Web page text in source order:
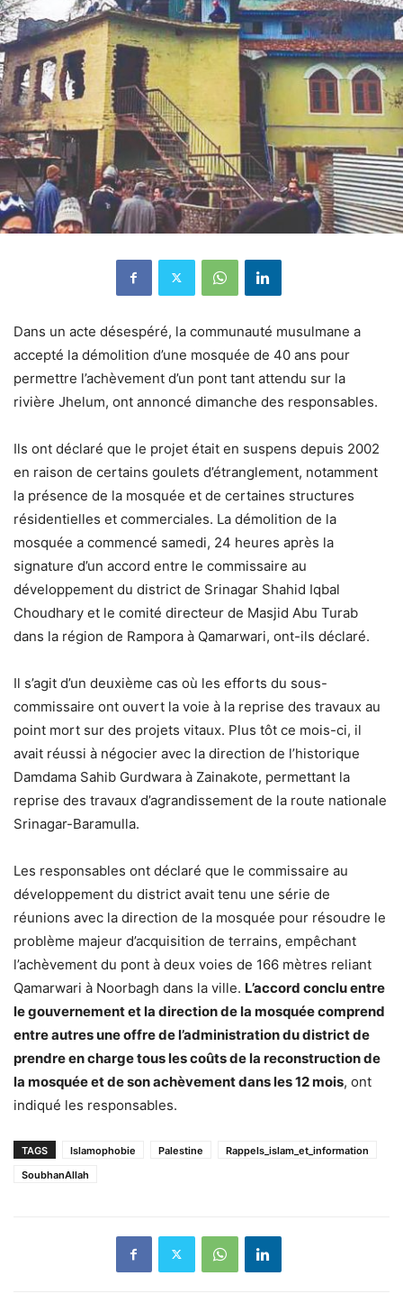
Dans un acte désespéré, la communauté musulmane a
accepté la démolition d’une mosquée de 40 ans pour
permettre l’achèvement d’un pont tant attendu sur la
rivière Jhelum, ont annoncé dimanche des responsables.
Ils ont déclaré que le projet était en suspens depuis 2002
en raison de certains goulets d’étranglement, notamment
la présence de la mosquée et de certaines structures
résidentielles et commerciales. La démolition de la
mosquée a commencé samedi, 24 heures après la
signature d’un accord entre le commissaire au
développement du district de Srinagar Shahid Iqbal
Choudhary et le comité directeur de Masjid Abu Turab
dans la région de Rampora à Qamarwari, ont-ils déclaré.
Il s’agit d’un deuxième cas où les efforts du sous-
commissaire ont ouvert la voie à la reprise des travaux au
point mort sur des projets vitaux. Plus tôt ce mois-ci, il
avait réussi à négocier avec la direction de l’historique
Damdama Sahib Gurdwara à Zainakote, permettant la
reprise des travaux d’agrandissement de la route nationale
Srinagar-Baramulla.
Les responsables ont déclaré que le commissaire au
développement du district avait tenu une série de
réunions avec la direction de la mosquée pour résoudre le
problème majeur d’acquisition de terrains, empêchant
l’achèvement du pont à deux voies de 166 mètres reliant
Qamarwari à Noorbagh dans la ville. L’accord conclu entre
le gouvernement et la direction de la mosquée comprend
entre autres une offre de l’administration du district de
prendre en charge tous les coûts de la reconstruction de
la mosquée et de son achèvement dans les 12 mois, ont
indiqué les responsables.
TAGS Islamophobie Palestine
Rappels_islam_et_information
SoubhanAllah